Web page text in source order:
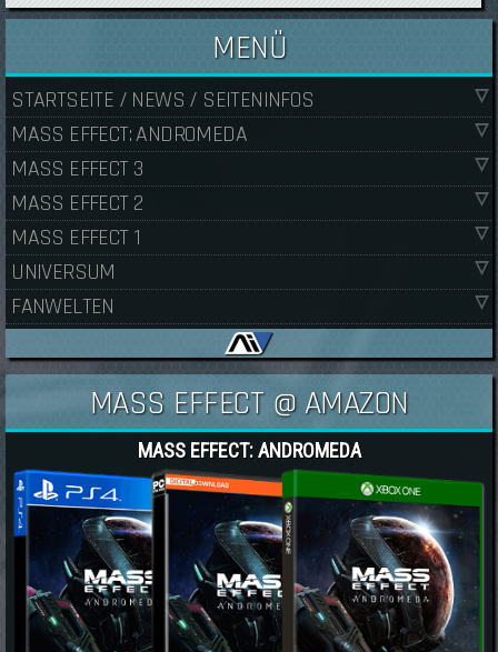
MENÜ
STARTSEITE / NEWS / SEITENINFOS
MASS EFFECT: ANDROMEDA
MASS EFFECT 3
MASS EFFECT 2
MASS EFFECT 1
UNIVERSUM
FANWELTEN
MASS EFFECT @ AMAZON
MASS EFFECT: ANDROMEDA